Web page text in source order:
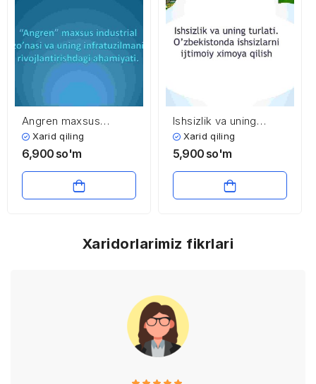
Angren maxsus
industrial zo’nasi va
uning infratuzilmani
Xarid qiling
6,900 so'm
Ishsizlik va uning
turlati. O’zbekistonda
ishsizlarni ijtimoiy
Xarid qiling
5,900 so'm
Xaridorlarimiz fikrlari